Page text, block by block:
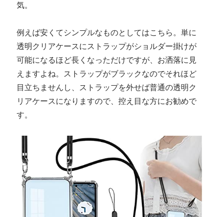
気。
例えば安くてシンプルなものとしてはこちら。単に
透明クリアケースにストラップがショルダー掛けが
可能になるほど長くなっただけですが、お洒落に見
えますよね。ストラップがブラックなのでそれほど
目立ちませんし、ストラップを外せば普通の透明ク
リアケースになりますので、控え目な方にお勧めで
す。